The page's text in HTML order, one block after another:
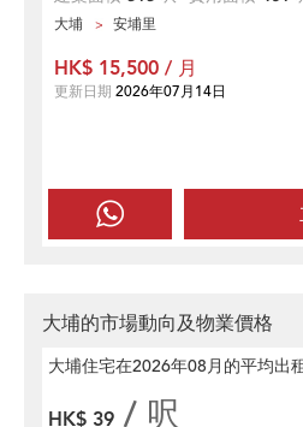
大埔 安埔里
HK$ 15,500 / 月
更新日期 2026年07月14日
大埔的市場動向及物業價格
大埔住宅在2026年08月 的平均出
HK$ 39 / 呎